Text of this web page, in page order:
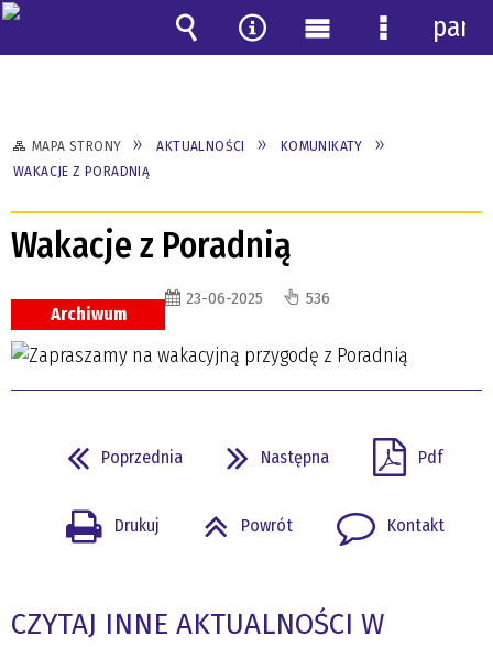
MAPA STRONY AKTUALNOŚCI
KOMUNIKATY
WAKACJE Z PORADNIĄ
Wakacje z Poradnią
Archiwum
23-06-2025 536
Poprzednia Następna Pdf
Drukuj Powrót Kontakt
CZYTAJ INNE AKTUALNOŚCI W
Wyszukiwarka
Narzędzia
MenuMenu